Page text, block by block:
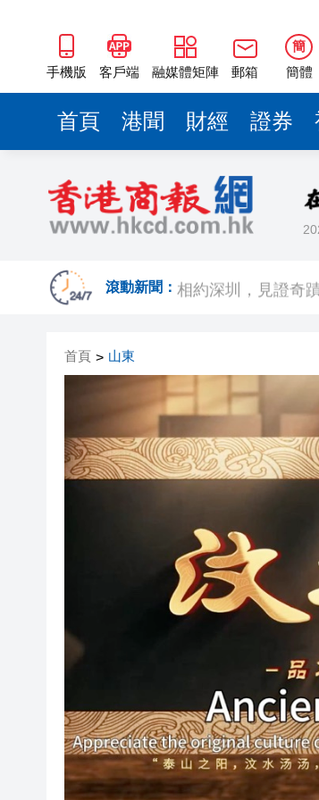
手機版 客戶端 融媒體矩陣 郵箱
簡
簡體
首頁 港聞 財經 證券
滾動新聞：
美股觀望非農數據
有片丨孕婦羊水破
東涌巴士撞電單車
有片丨清淡不等於
首頁 > 山東